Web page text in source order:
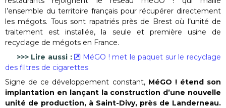
l’ensemble du territoire français pour récupérer directement
les mégots. Tous sont rapatriés près de Brest où l’unité de
traitement est installée, la seule et première usine de
recyclage de mégots en France.
>>> Lire aussi :
MéGO ! met le paquet sur le recyclage
des filtres de cigarettes
Signe de ce développement constant, MéGO ! étend son
implantation en lançant la construction d’une nouvelle
unité de production, à Saint-Divy, près de Landerneau.